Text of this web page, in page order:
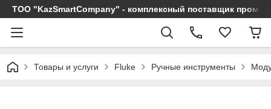
ТОО "KazSmartCompany" - комплексный поставщик
Товары и услуги Fluke Ручные инструменты